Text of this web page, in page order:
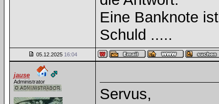
Eine Banknote
Schuld .....
05.12.2025 16:04
jause
Administrator
Servus,